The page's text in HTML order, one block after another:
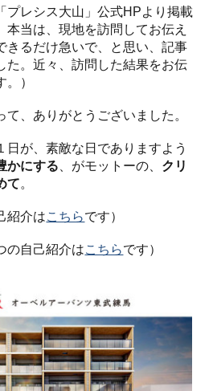
プレシス大山」公式HPより掲載
本当は、現地を訪問してお伝え
きるだけ急いで、と思い、記事
た。近々、訪問した結果をお伝
）
、ありがとうございました。
日が、素敵な日でありますよう
かにする 、がモットーの、 クリ
て。
紹介はこちらです）
の自己紹介はこちらです）